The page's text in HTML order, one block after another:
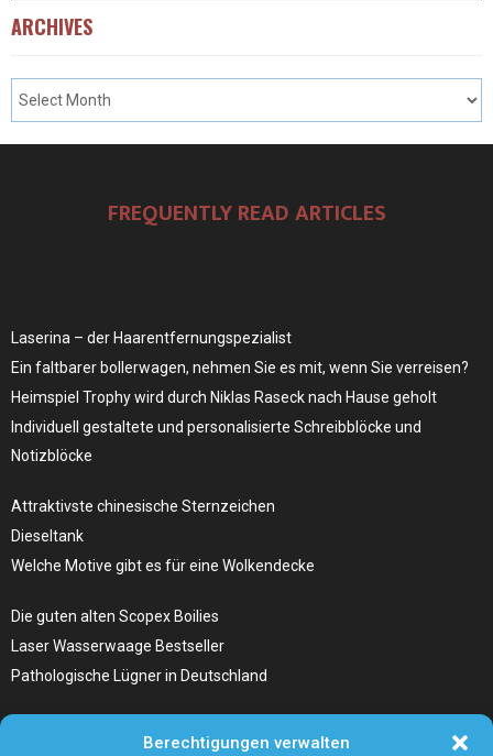
Berechtigungen verwalten
ARCHIVES
FREQUENTLY READ ARTICLES
Laserina – der Haarentfernungspezialist
Ein faltbarer bollerwagen, nehmen Sie es mit, wenn Sie verreisen?
Heimspiel Trophy wird durch Niklas Raseck nach Hause geholt
Individuell gestaltete und personalisierte Schreibblöcke und
Notizblöcke
Attraktivste chinesische Sternzeichen
Dieseltank
Welche Motive gibt es für eine Wolkendecke
Die guten alten Scopex Boilies
Laser Wasserwaage Bestseller
Pathologische Lügner in Deutschland